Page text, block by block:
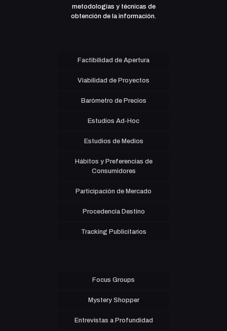
metodologías y técnicas de
obtención de la información.
Factibilidad de Apertura
Viabilidad de Proyectos
Barómetro de Precios
Estudios Ad-Hoc
Estudios de Medios
Hábitos y Preferencias de
Consumidores
Participación de Mercado
Procedencia Destino
Tracking Publicitarios
Focus Groups
Mystery Shopper
Entrevistas a Profundidad